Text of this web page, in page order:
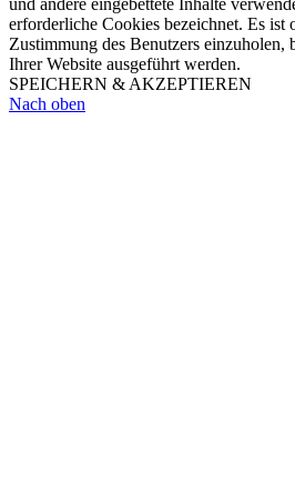
erforderliche Cookies bezeichnet. Es ist
Zustimmung des Benutzers einzuholen,
Ihrer Website ausgeführt werden.
SPEICHERN & AKZEPTIEREN
Nach oben